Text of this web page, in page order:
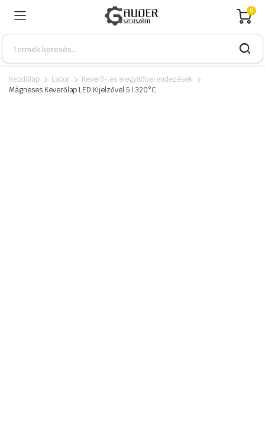
0
Kezdőlap Labor
Keverő- és elegyítőberendezések
Mágneses Keverőlap LED Kijelzővel 5 l 320°C